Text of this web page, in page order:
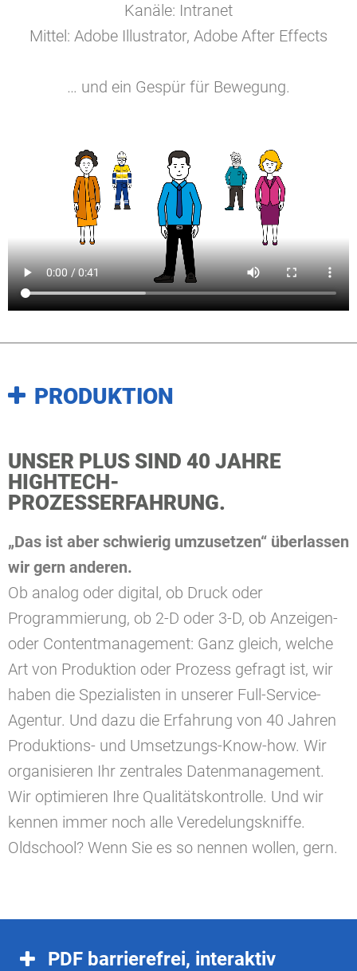
Kanäle: Intranet
Mittel: Adobe Illustrator, Adobe After Effects
… und ein Gespür für Bewegung.
PRODUKTION
UNSER PLUS SIND 40 JAHRE
HIGHTECH-
PROZESSERFAHRUNG.
„Das ist aber schwierig umzusetzen“ überlassen
wir gern anderen.
Ob analog oder digital, ob Druck oder
Programmierung, ob 2-D oder 3-D, ob Anzeigen-
oder Contentmanagement: Ganz gleich, welche
Art von Produktion oder Prozess gefragt ist, wir
haben die Spezialisten in unserer Full-Service-
Agentur. Und dazu die Erfahrung von 40 Jahren
Produktions- und Umsetzungs-Know-how. Wir
organisieren Ihr zentrales Datenmanagement.
Wir optimieren Ihre Qualitätskontrolle. Und wir
kennen immer noch alle Veredelungskniffe.
Oldschool? Wenn Sie es so nennen wollen, gern.
PDF barrierefrei, interaktiv